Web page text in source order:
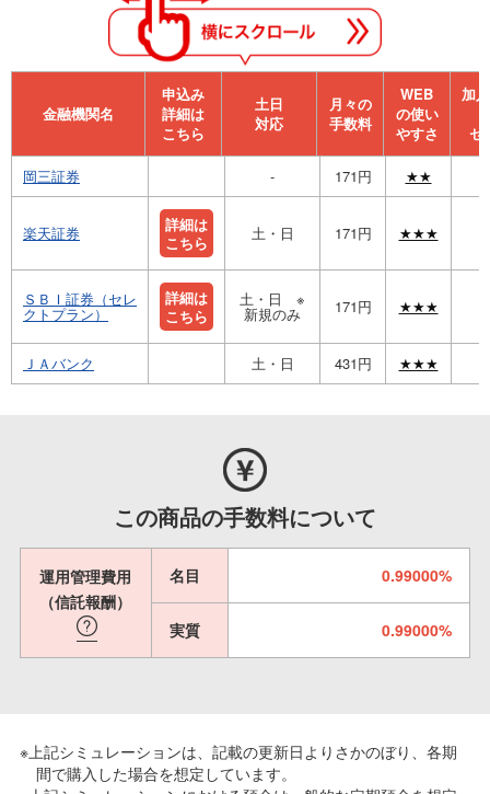
金融機関名
申込み
詳細は
こちら
⼟⽇
対応
月々の
手数料
WEB
の使い
やすさ
加
セ
岡三証券 - 171円 ★★
楽天証券
詳細は
こちら
土・日 171円 ★★★
ＳＢＩ証券（セレ
クトプラン）
詳細は
こちら
土・日 ※
新規のみ 171円 ★★★
ＪＡバンク 土・日 431円 ★★★
この商品の手数料について
運用管理費用
（信託報酬）
名目 0.99000%
実質 0.99000%
※上記シミュレーションは、記載の更新日よりさかのぼり、各期
間で購入した場合を想定しています。